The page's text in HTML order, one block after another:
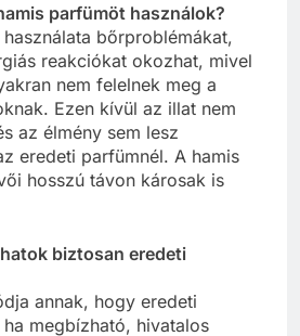
parfümöt használok?
bőrproblémákat,
reakciókat okozhat, mivel
nem felelnek meg a
Ezen kívül az illat nem
az élmény sem lesz
eredeti parfümnél. A hamis
hosszú távon károsak is
biztosan eredeti
annak, hogy eredeti
megbízható, hivatalos